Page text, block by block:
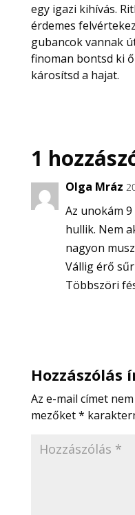
egy igazi kihívás.
érdemes
gubancok vannak
finoman bontsd ki
károsítsd a hajat.
1
Olga Mráz
Az unokám
hullik. Nem
nagyon
Vállig érő
Többszöri
Hozzászólás
Az e-mail címet
mezőket*